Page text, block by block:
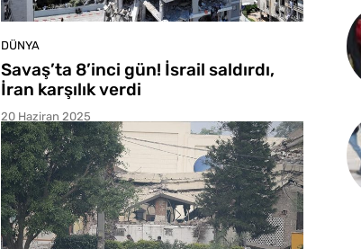
DÜNYA
Savaş’ta 8’inci gün! İsrail saldırdı,
İran karşılık verdi
20 Haziran 2025